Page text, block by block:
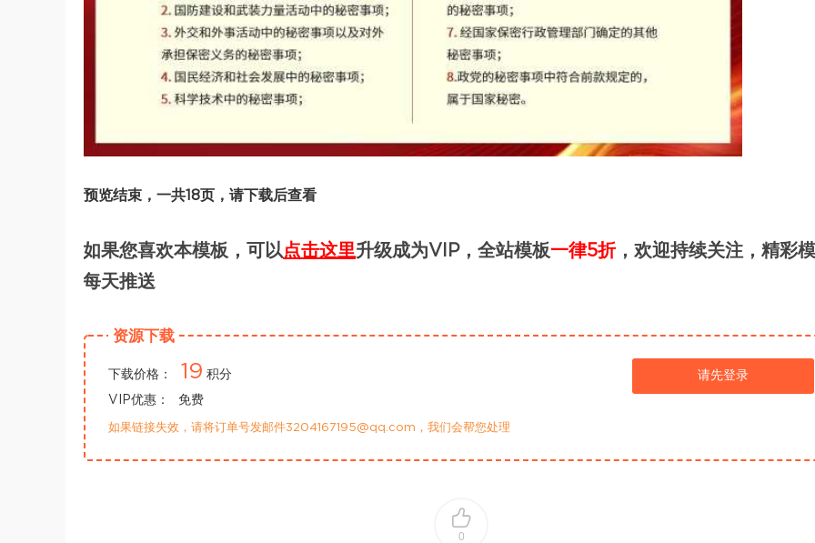
预览结束，一共18页，请下载后查看
如果您喜欢本模板，可以点击这里升级成为VIP，全站模板一律5折，欢迎持续关注，精彩
每天推送
资源下载
下载价格： 19 积分
VIP优惠：
免费
请先登录
如果链接失效，请将订单号发邮件3204167195@qq.com，我们会帮您处理
0